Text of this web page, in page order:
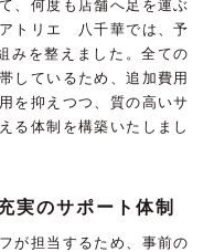
、何度も店舗へ足を運ぶ
トリエ 八千華では、予
みを整えました。全ての
しているため、追加費用
を抑えつつ、質の高いサ
る体制を構築いたしまし
実のサポート体制
が担当するため、事前の